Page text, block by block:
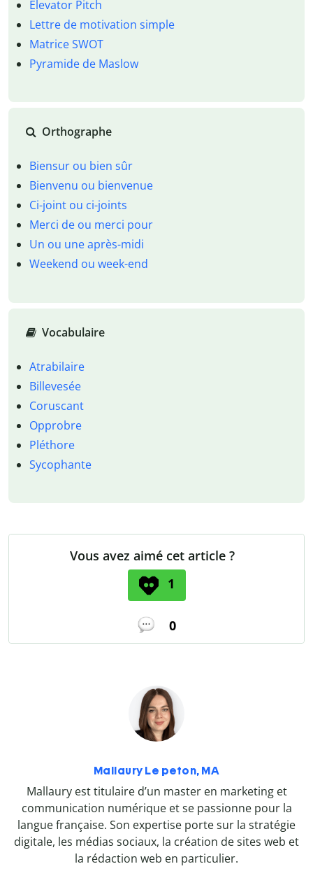
Elevator Pitch
Lettre de motivation simple
Matrice SWOT
Pyramide de Maslow
Orthographe
Biensur ou bien sûr
Bienvenu ou bienvenue
Ci-joint ou ci-joints
Merci de ou merci pour
Un ou une après-midi
Weekend ou week-end
Vocabulaire
Atrabilaire
Billevesée
Coruscant
Opprobre
Pléthore
Sycophante
Vous avez aimé cet article ?
1
0
Mallaury Le peton, MA
Mallaury est titulaire d’un master en marketing et
communication numérique et se passionne pour la
langue française. Son expertise porte sur la stratégie
digitale, les médias sociaux, la création de sites web et
la rédaction web en particulier.